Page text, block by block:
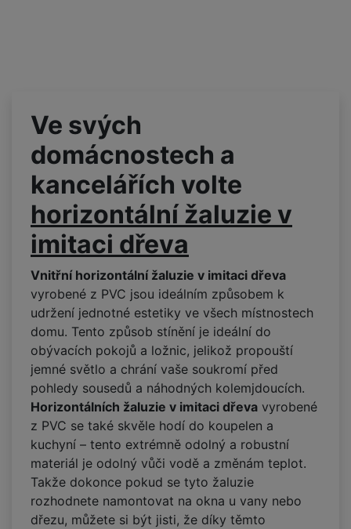
Ve svých
domácnostech a
kancelářích volte
horizontální žaluzie v
imitaci dřeva
Vnitřní horizontální žaluzie v imitaci dřeva
vyrobené z PVC jsou ideálním způsobem k
udržení jednotné estetiky ve všech místnostech
domu. Tento způsob stínění je ideální do
obývacích pokojů a ložnic, jelikož propouští
jemné světlo a chrání vaše soukromí před
pohledy sousedů a náhodných kolemjdoucích.
Horizontálních žaluzie v imitaci dřeva vyrobené
z PVC se také skvěle hodí do koupelen a
kuchyní – tento extrémně odolný a robustní
materiál je odolný vůči vodě a změnám teplot.
Takže dokonce pokud se tyto žaluzie
rozhodnete namontovat na okna u vany nebo
dřezu, můžete si být jisti, že díky těmto